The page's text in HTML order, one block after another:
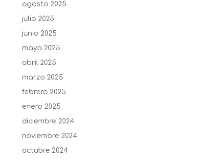
agosto 2025
julio 2025
junio 2025
mayo 2025
abril 2025
marzo 2025
febrero 2025
enero 2025
diciembre 2024
noviembre 2024
octubre 2024